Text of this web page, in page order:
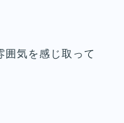
気を感じ取って